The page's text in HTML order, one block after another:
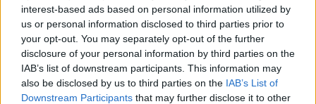
interest-based ads based on personal information utilized by
us or personal information disclosed to third parties prior to
your opt-out. You may separately opt-out of the further
disclosure of your personal information by third parties on the
IAB’s list of downstream participants. This information may
also be disclosed by us to third parties on the IAB’s List of
Downstream Participants that may further disclose it to other
Nos tehát, tegnapa Gingerbread és a Nexus Svolt
terítéken. Ma pedig a web, a netbook és a Chrome
OS. Érdekes, hogy míg a tavaszi I/O konferencián
még az első napon volt a web téma, és mádosikon a
mobil, mostanra ez megfordult. Jelezve a Google-nál
is érzékelhető hangsúlyeltolódást.